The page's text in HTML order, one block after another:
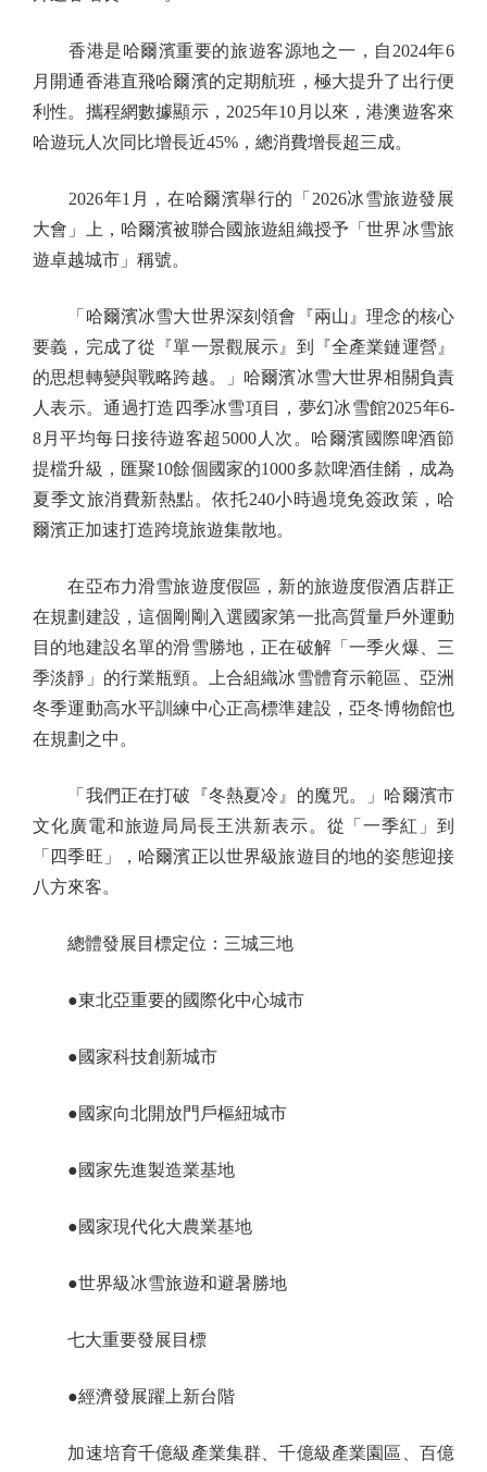
香港是哈爾濱重要的旅遊客源地之一，自2024年6
月開通香港直飛哈爾濱的定期航班，極大提升了出行便
利性。攜程網數據顯示，2025年10月以來，港澳遊客來
哈遊玩人次同比增長近45%，總消費增長超三成。
2026年1月，在哈爾濱舉行的「2026冰雪旅遊發展
大會」上，哈爾濱被聯合國旅遊組織授予「世界冰雪旅
遊卓越城市」稱號。
「哈爾濱冰雪大世界深刻領會『兩山』理念的核心
要義，完成了從『單一景觀展示』到『全產業鏈運營』
的思想轉變與戰略跨越。」哈爾濱冰雪大世界相關負責
人表示。通過打造四季冰雪項目，夢幻冰雪館2025年6-
8月平均每日接待遊客超5000人次。哈爾濱國際啤酒節
提檔升級，匯聚10餘個國家的1000多款啤酒佳餚，成為
夏季文旅消費新熱點。依托240小時過境免簽政策，哈
爾濱正加速打造跨境旅遊集散地。
在亞布力滑雪旅遊度假區，新的旅遊度假酒店群正
在規劃建設，這個剛剛入選國家第一批高質量戶外運動
目的地建設名單的滑雪勝地，正在破解「一季火爆、三
季淡靜」的行業瓶頸。上合組織冰雪體育示範區、亞洲
冬季運動高水平訓練中心正高標準建設，亞冬博物館也
在規劃之中。
「我們正在打破『冬熱夏冷』的魔咒。」哈爾濱市
文化廣電和旅遊局局長王洪新表示。從「一季紅」到
「四季旺」，哈爾濱正以世界級旅遊目的地的姿態迎接
八方來客。
總體發展目標定位：三城三地
●東北亞重要的國際化中心城市
●國家科技創新城市
●國家向北開放門戶樞紐城市
●國家先進製造業基地
●國家現代化大農業基地
●世界級冰雪旅遊和避暑勝地
七大重要發展目標
●經濟發展躍上新台階
加速培育千億級產業集群、千億級產業園區、百億